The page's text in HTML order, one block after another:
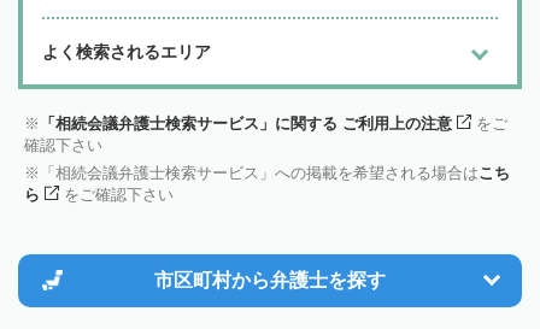
よく検索されるエリア
「相続会議弁護士検索サービス」に関する ご利用上の注意
をご
確認下さい
「相続会議弁護士検索サービス」への掲載を希望される場合はこち
ら
をご確認下さい
市区町村から弁護士を探す